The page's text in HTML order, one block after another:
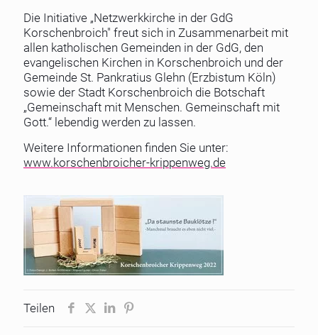
Die Initiative „Netzwerkkirche in der GdG
Korschenbroich" freut sich in Zusammenarbeit mit
allen katholischen Gemeinden in der GdG, den
evangelischen Kirchen in Korschenbroich und der
Gemeinde St. Pankratius Glehn (Erzbistum Köln)
sowie der Stadt Korschenbroich die Botschaft
„Gemeinschaft mit Menschen. Gemeinschaft mit
Gott.“ lebendig werden zu lassen.
Weitere Informationen finden Sie unter:
www.korschenbroicher-krippenweg.de
Teilen